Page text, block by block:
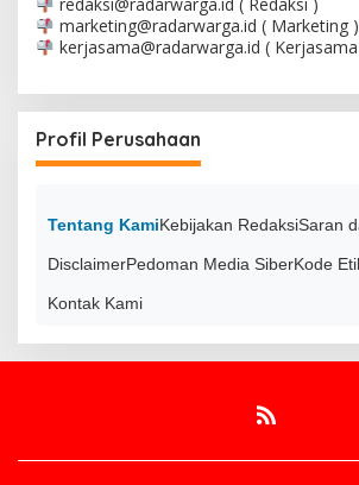
marketing@radarwarga.id ( Marketing )
kerjasama@radarwarga.id (
Profil Perusahaan
Tentang KamiKebijakan RedaksiSaran
DisclaimerPedoman Media SiberKode
Kontak Kami